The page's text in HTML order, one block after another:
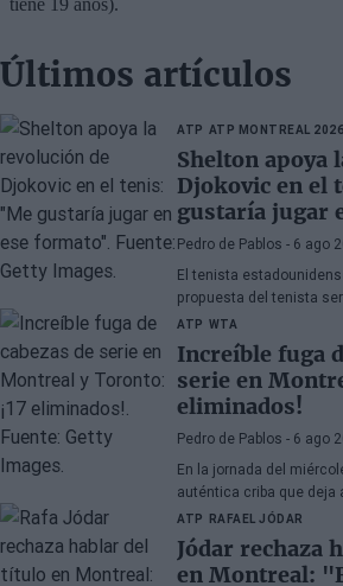
Últimos artículos
ATP ATP MONTREAL 2026
Shelton apoya
Djokovic en el
gustaría jugar
Pedro de Pablos - 6 ago
El tenista
propuesta del tenista
más cortos y
ATP WTA
Increíble fuga
serie en
eliminados!
Pedro de Pablos - 6 ago
En la jornada del
auténtica criba que deja
que nunca.
ATP RAFAEL JÓDAR
Jódar rechaza
en Montreal: